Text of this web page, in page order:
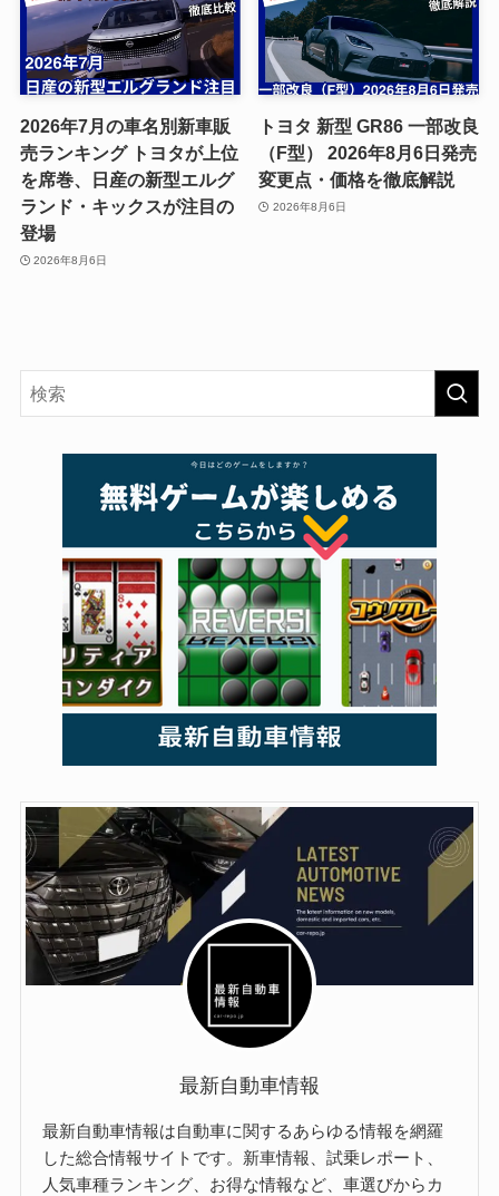
2026年7月の車名別新車販
売ランキング トヨタが上位
を席巻、日産の新型エルグ
ランド・キックスが注目の
登場
2026年8月6日
トヨタ 新型 GR86 一部改良
（F型） 2026年8月6日発売
変更点・価格を徹底解説
2026年8月6日
最新自動車情報
最新自動車情報は自動車に関するあらゆる情報を網羅
した総合情報サイトです。新車情報、試乗レポート、
人気車種ランキング、お得な情報など、車選びからカ